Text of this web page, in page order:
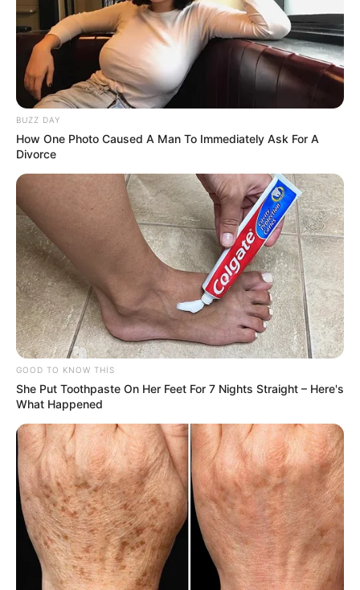
19:59 / 06 Avqust 2026 CƏMİYYƏT
Bu məktəblər üzrə vakansiya seçimi
başlayır
67 0 0
19:37 / 06 Avqust 2026 CƏMİYYƏT
Nazirlik küləklə bağlı XƏBƏRDARLIQ
ETDİ -Dənizə GİRMƏYİN
78 0
BUZZ DAY
How One Photo Caused A Man To Immediately Ask For A
Divorce
GOOD TO KNOW THIS
She Put Toothpaste On Her Feet For 7 Nights Straight – Here's
What Happened